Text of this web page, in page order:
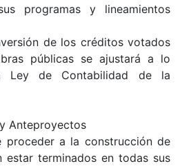
programas y lineamientos
de los créditos votados
públicas se ajustará a lo
Ley de Contabilidad de la
Anteproyectos
a la construcción de
estar terminados en todas sus